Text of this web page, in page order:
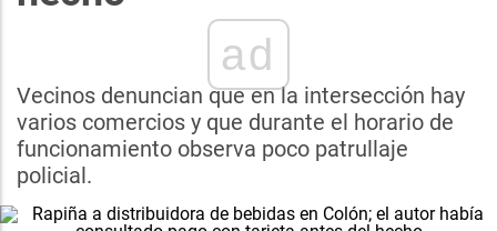
ad
Vecinos denuncian que en la intersección hay
varios comercios y que durante el horario de
funcionamiento observa poco patrullaje
policial.